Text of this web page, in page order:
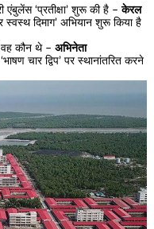
एंबुलेंस ‘प्रतीक्षा’ शुरू की है –केरल
स्वस्थ दिमाग’ अभियान शुरू किया है
वह कौन थे –अभिनेता
चार द्विप’ पर स्थानांतरित करने